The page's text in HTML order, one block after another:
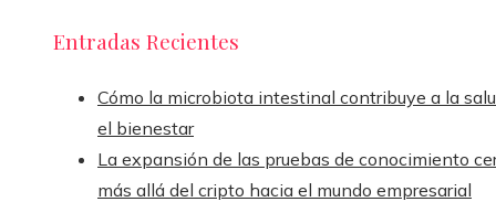
Entradas Recientes
Cómo la microbiota intestinal contribuye a la
el bienestar
La expansión de las pruebas de conocimiento
más allá del cripto hacia el mundo empresarial